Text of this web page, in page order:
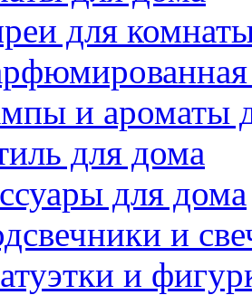
для
и ароматы
для дома
для дома
и
и